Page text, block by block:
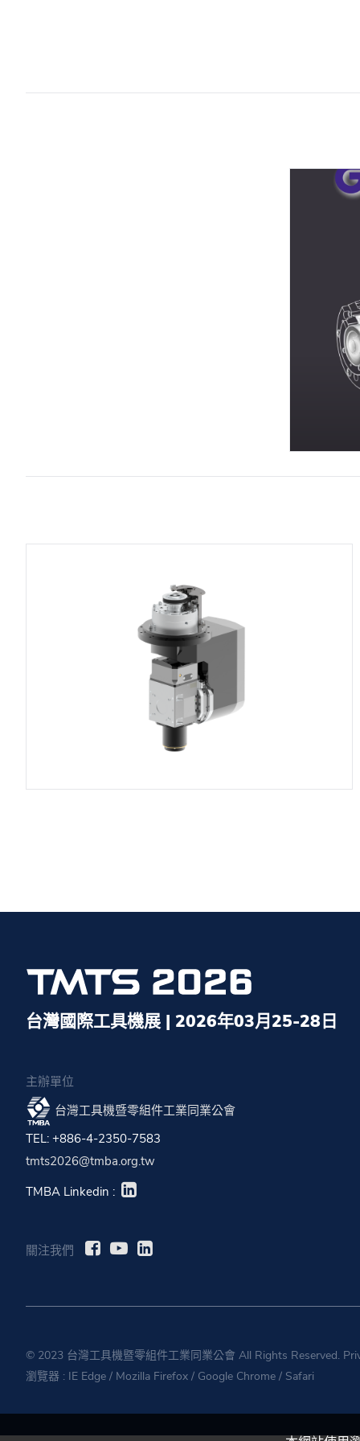
台灣國際工具機展 | 2026年03月25-28日
主辦單位
台灣工具機暨零組件工業同業公會
TEL: +886-4-2350-7583
tmts2026@tmba.org.tw
TMBA Linkedin :
關注我們
© 2023 台灣工具機暨零組件工業同業公會 All Rights Reserved.
瀏覽器 : IE Edge / Mozilla Firefox / Google Chrome / Safari